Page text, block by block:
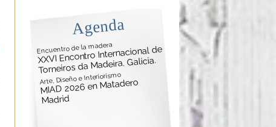
Agenda
Encuentro de la madera
XXVI Encontro Internacional de
Torneiros da Madeira. Galicia.
Arte, Diseño e Interiorismo
MIAD 2026 en Matadero
Madrid